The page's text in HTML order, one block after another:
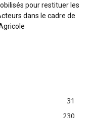
pour restituer les
dans le cadre de
31
230